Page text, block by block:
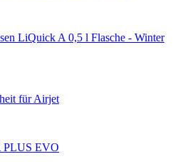
LiQuick A 0,5 l Flasche - Winter
für Airjet
PLUS EVO